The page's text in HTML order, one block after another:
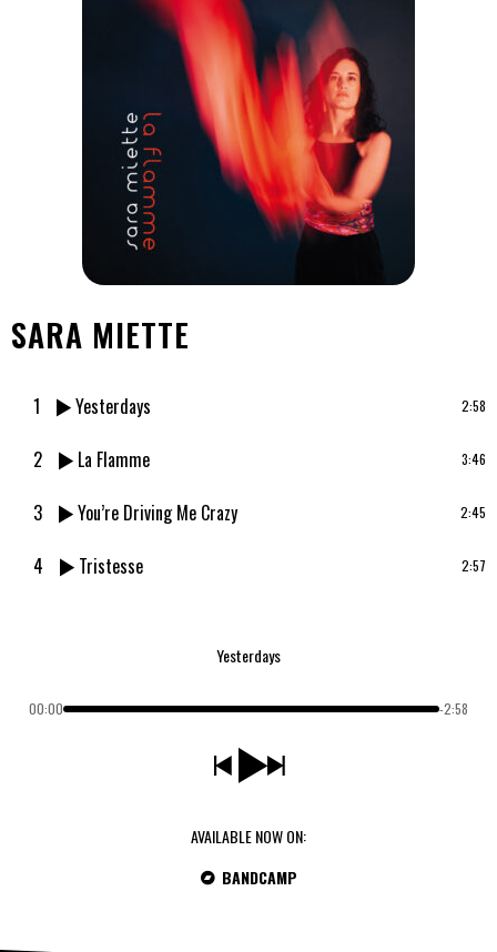
SARA MIETTE
1 Yesterdays 2:58
2 La Flamme 3:46
3 You’re Driving Me Crazy 2:45
4 Tristesse 2:57
Yesterdays
00:00 -2:58
AVAILABLE NOW ON:
BANDCAMP